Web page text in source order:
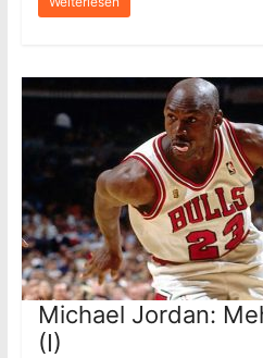
Michael Jordan:
(I)